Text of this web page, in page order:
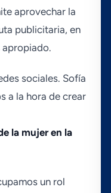
aprovechar la
publicitaria, en
apropiado.
sociales. Sofí­a
a la hora de crear
la mujer en la
un rol